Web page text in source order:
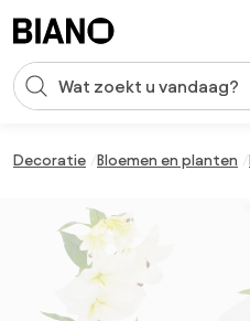
Zoekopdracht invoeren
Decoratie Bloemen en planten